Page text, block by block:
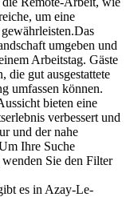
um eine
umgeben und
Arbeitstag. Gäste
die gut ausgestattete
umfassen können.
bieten eine
verbessert und
und der nahe
Ihre Suche
Sie den Filter
es in Azay-Le-